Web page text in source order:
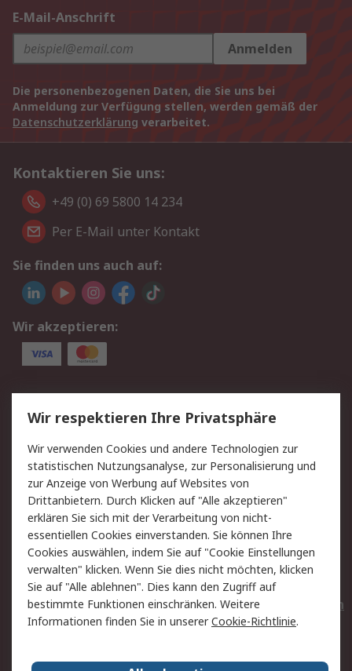
E-Mail-Anschrift
Anmelden
Die personenbezogenen Daten, die Sie uns bei
Anmeldung zur Verfügung stellen, werden gemäß der
Datenschutzerklärung verarbeitet.
Kontaktieren Sie uns:
+49 (0) 69 5800 14 234
Per E-Mail unter Kontakt
Sie finden uns auch auf:
Wir akzeptieren:
Service
Value Added Services
Lieferlösungen
Rücksendungen
Kontakt
Hilfe
Privatkunden
Rechtliches
AGB
Datenschutz
Cookie-Richtlinie
Zahlungsbedingungen
Copyright/Impressum
Entsorgung
Elektrogeräte/Batterien
Wir respektieren Ihre Privatsphäre
Wir verwenden Cookies und andere Technologien zur
statistischen Nutzungsanalyse, zur Personalisierung und
zur Anzeige von Werbung auf Websites von
Drittanbietern. Durch Klicken auf "Alle akzeptieren"
erklären Sie sich mit der Verarbeitung von nicht-
essentiellen Cookies einverstanden. Sie können Ihre
Cookies auswählen, indem Sie auf "Cookie Einstellungen
verwalten" klicken. Wenn Sie dies nicht möchten, klicken
Sie auf "Alle ablehnen". Dies kann den Zugriff auf
bestimmte Funktionen einschränken. Weitere
Informationen finden Sie in unsererCookie-Richtlinie.